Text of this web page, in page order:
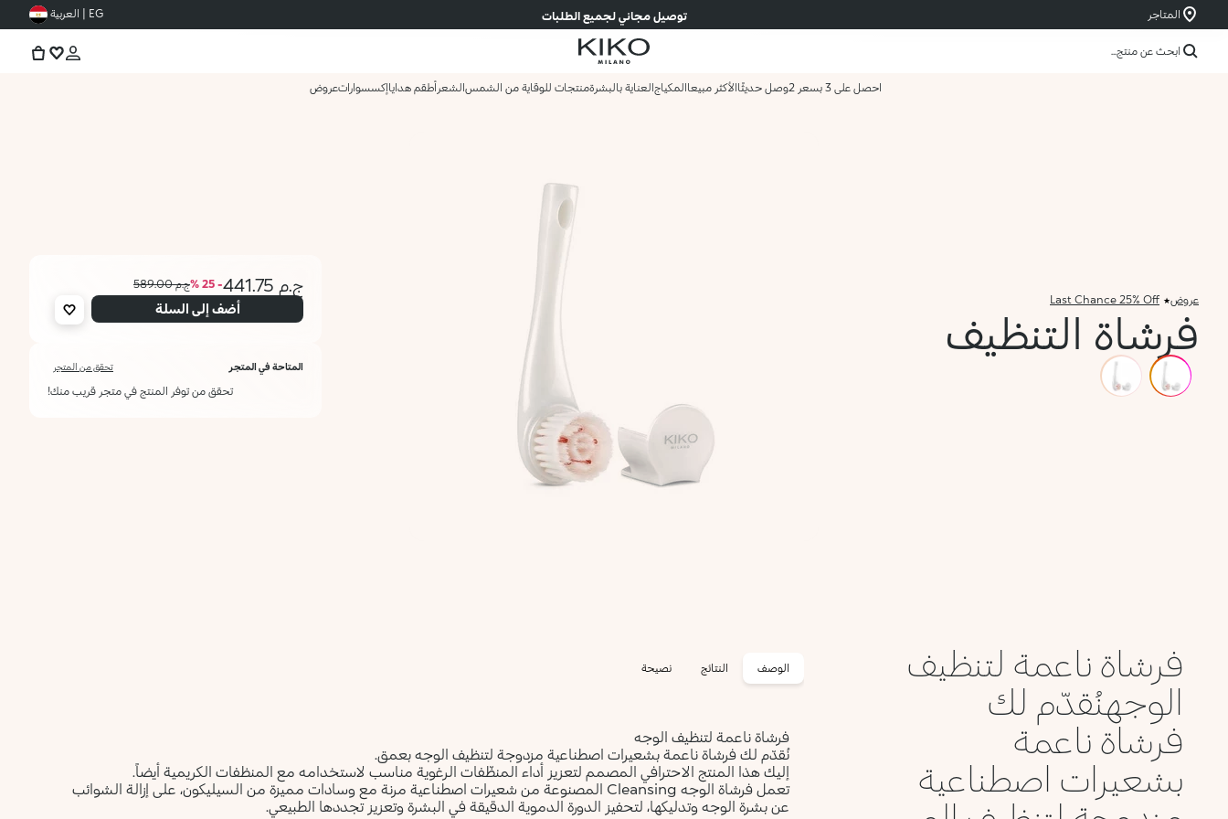
توصيل مجاني لجميع الطلبات المتاجر EG | العربية
ابحث عن منتج...
احصل على 3 بسعر 2 وصل حديثًاالأكثر مبيعاالمكياجالعناية بالبشرةمنتجات للوقاية من الشمسالشعر أطقم هداياإكسسواراتعروض
عروض Last Chance 25% Off
فرشاة التنظيف
ج.م 441.75 - 25 % ج.م 589.00
أضف إلى السلة
المتاحة في المتجر تحقق من المتجر
تحقق من توفر المنتج في متجر قريب منك!
فرشاة ناعمة لتنظيف
الوجهنُقدّم لك
فرشاة ناعمة
بشعيرات اصطناعية
الوصف النتائج نصيحة
فرشاة ناعمة لتنظيف الوجه
نُقدّم لك فرشاة ناعمة بشعيرات اصطناعية مزدوجة لتنظيف الوجه بعمق.
إليك هذا المنتج الاحترافي المصمم لتعزيز أداء المنظّفات الرغوية مناسب لاستخدامه مع المنظفات الكريمية أيضاً.
تعمل فرشاة الوجه Cleansing المصنوعة من شعيرات اصطناعية مرنة مع وسادات مميزة من السيليكون، على إزالة الشوائب
عن بشرة الوجه وتدليكها، لتحفيز الدورة الدموية الدقيقة في البشرة وتعزيز تجددها الطبيعي.